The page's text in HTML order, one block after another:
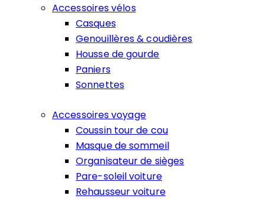
Accessoires vélos
Casques
Genouillères & coudières
Housse de gourde
Paniers
Sonnettes
Accessoires voyage
Coussin tour de cou
Masque de sommeil
Organisateur de sièges
Pare-soleil voiture
Rehausseur voiture